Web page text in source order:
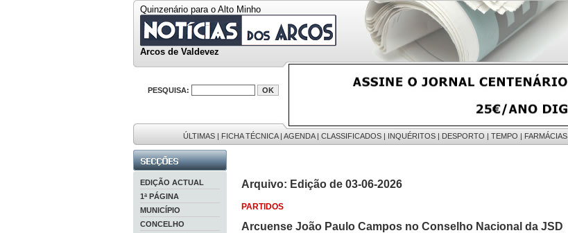
Quinzenário para o Alto Minho
Arcos de Valdevez
PESQUISA:
ÚLTIMAS | FICHA TÉCNICA| AGENDA| CLASSIFICADOS | INQUÉRITOS | DESPORTO | TEMPO | FARMÁCIAS
EDIÇÃO ACTUAL
1ª PÁGINA
MUNICÍPIO
CONCELHO
Arquivo: Edição de 03-06-2026
PARTIDOS
Arcuense João Paulo Campos no Conselho Nacional da JSD